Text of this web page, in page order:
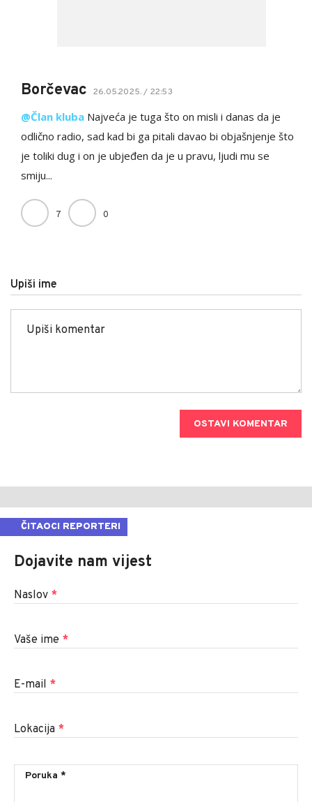
Borčevac 26.05.2025. / 22:53
@Član kluba Najveća je tuga što on misli i danas da je
odlično radio, sad kad bi ga pitali davao bi objašnjenje što
je toliki dug i on je ubjeđen da je u pravu, ljudi mu se
smiju...
7 0
Upiši ime
OSTAVI KOMENTAR
ČITAOCI REPORTERI
Dojavite nam vijest
Naslov *
Vaše ime *
E-mail *
Lokacija *